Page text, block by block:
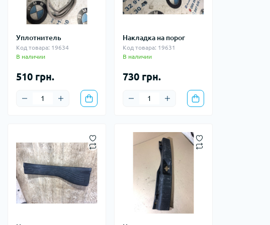
Уплотнитель
Код товара: 19634
В наличии
510 грн.
Накладка на порог
Код товара: 19631
В наличии
730 грн.